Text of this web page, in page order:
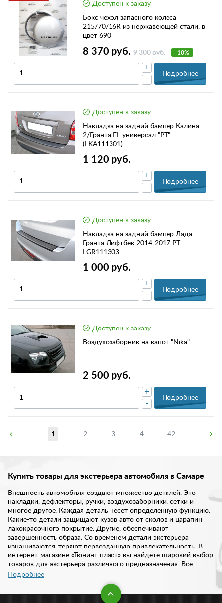
Доступен к заказу
Бокс чехол запасного колеса
215/70/16R из нержавеющей стали, в
цвет 690
8 370 руб. 9 300 руб. -10%
-
+
Подробнее
Доступен к заказу
Накладка на задний бампер Калина
2/Гранта FL универсал "PT"
(LKA111301)
1 120 руб.
-
+
Подробнее
Доступен к заказу
Накладка на задний бампер Лада
Гранта Лифтбек 2014-2017 РТ
LGR111303
1 000 руб.
-
+
Подробнее
Доступен к заказу
Воздухозаборник на капот "Nika"
2 500 руб.
-
+
Подробнее
1 2 3 4 42
Купить товары для экстерьера автомобиля в Самаре
Внешность автомобиля создают множество деталей. Это
накладки, дефлекторы, ручки, воздухозаборники, сетки и
многое другое. Каждая деталь несет определенную функцию.
Какие-то детали защищают кузов авто от сколов и царапин
лакокрасочного покрытие. Другие, обеспечивают
завершенность образа. Со временем детали экстерьера
изнашиваются, теряют первозданную привлекательность. В
интернет-магазине «Тюнинг-пласт» вы найдете широкий выбор
товаров для экстерьера различного предназначения. Все
изделия отличаются высоким качеством и надежностью.
В нашем интернет-магазине предложен богатый ассортименте
Подробнее